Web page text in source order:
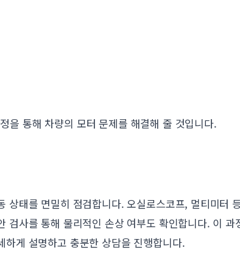
을 통해 차량의 모터 문제를 해결해 줄 것입니다.
상태를 면밀히 점검합니다. 오실로스코프, 멀티미터
검사를 통해 물리적인 손상 여부도 확인합니다. 이
게 설명하고 충분한 상담을 진행합니다.